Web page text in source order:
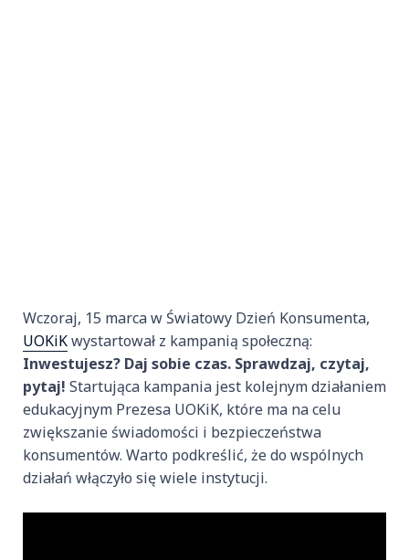
Wczoraj, 15 marca w Światowy Dzień Konsumenta,
UOKiKwystartował z kampanią społeczną:
Inwestujesz? Daj sobie czas. Sprawdzaj, czytaj,
pytaj! Startująca kampania jest kolejnym działaniem
edukacyjnym Prezesa UOKiK, które ma na celu
zwiększanie świadomości i bezpieczeństwa
konsumentów. Warto podkreślić, że do wspólnych
działań włączyło się wiele instytucji.